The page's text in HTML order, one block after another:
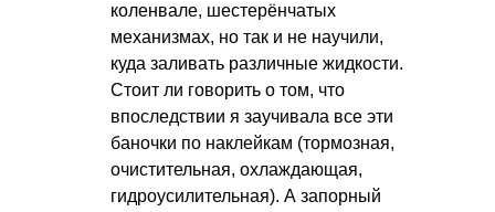
коленвале, шестерёнчатых
механизмах, но так и не научили,
куда заливать различные жидкости.
Стоит ли говорить о том, что
впоследствии я заучивала все эти
баночки по наклейкам (тормозная,
очистительная, охлаждающая,
гидроусилительная). А запорный